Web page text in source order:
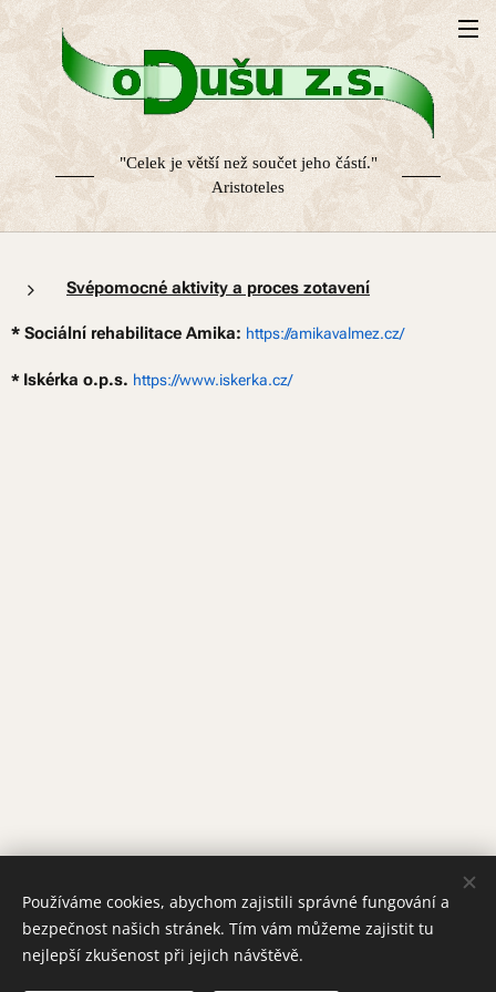
"Celek je větší než součet jeho částí."
Aristoteles
Svépomocné aktivity a proces zotavení
* Sociální rehabilitace Amika: https://amikavalmez.cz/
* Iskérka o.p.s. https://www.iskerka.cz/
Používáme cookies, abychom zajistili správné fungování a
bezpečnost našich stránek. Tím vám můžeme zajistit tu
nejlepší zkušenost při jejich návštěvě.